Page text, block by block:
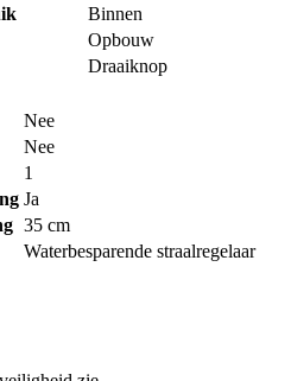
Binnen
Opbouw
Draaiknop
Nee
Nee
1
Ja
35 cm
Waterbesparende straalregelaar